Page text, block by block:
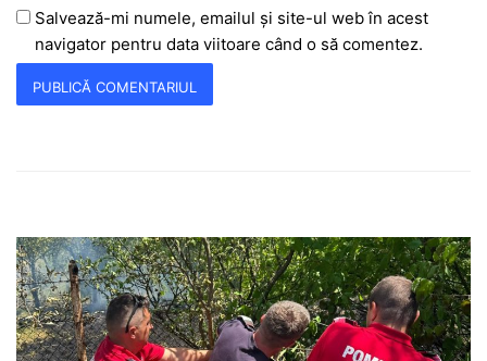
Salvează-mi numele, emailul și site-ul web în acest
navigator pentru data viitoare când o să comentez.